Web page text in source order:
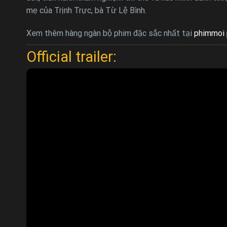
mẹ của Trịnh Trực, bà Từ Lệ Bình.
Xem thêm hàng ngàn bộ phim đặc sắc nhất tại phimmoi
Official trailer: